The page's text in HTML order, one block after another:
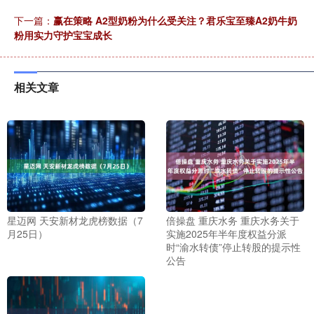
下一篇： 赢在策略 A2型奶粉为什么受关注？君乐宝至臻A2奶牛奶
粉用实力守护宝宝成长
相关文章
星迈网 天安新材龙虎榜数据（7
月25日）
倍操盘 重庆水务 重庆水务关于
实施2025年半年度权益分派
时“渝水转债”停止转股的提示性
公告